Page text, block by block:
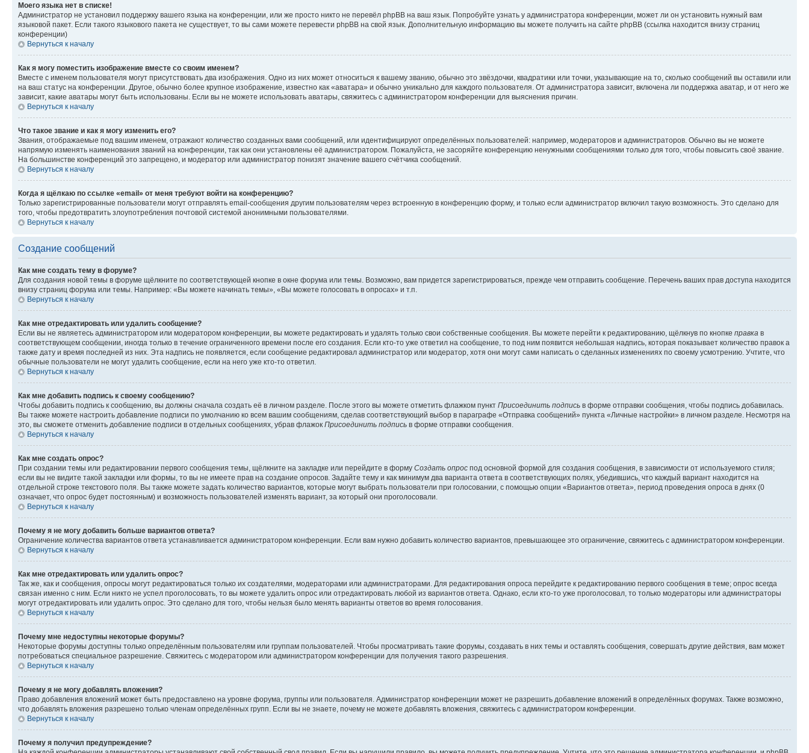
Моего языка нет в списке!
Администратор не установил поддержку вашего языка на конференции, или же просто никто не перевёл phpBB на ваш язык. Попробуйте узнать у администратора конференции, может ли он установить нужный вам
языковой пакет. Если такого языкового пакета не существует, то вы сами можете перевести phpBB на свой язык. Дополнительную информацию вы можете получить на сайте phpBB (ссылка находится внизу страниц
конференции)
Вернуться к началу
Как я могу поместить изображение вместе со своим именем?
Вместе с именем пользователя могут присутствовать два изображения. Одно из них может относиться к вашему званию, обычно это звёздочки, квадратики или точки, указывающие на то, сколько сообщений вы оставили или
на ваш статус на конференции. Другое, обычно более крупное изображение, известно как «аватара» и обычно уникально для каждого пользователя. От администратора зависит, включена ли поддержка аватар, и от него же
зависит, какие аватары могут быть использованы. Если вы не можете использовать аватары, свяжитесь с администратором конференции для выяснения причин.
Вернуться к началу
Что такое звание и как я могу изменить его?
Звания, отображаемые под вашим именем, отражают количество созданных вами сообщений, или идентифицируют определённых пользователей: например, модераторов и администраторов. Обычно вы не можете
напрямую изменять наименования званий на конференции, так как они установлены её администратором. Пожалуйста, не засоряйте конференцию ненужными сообщениями только для того, чтобы повысить своё звание.
На большинстве конференций это запрещено, и модератор или администратор понизят значение вашего счётчика сообщений.
Вернуться к началу
Когда я щёлкаю по ссылке «email» от меня требуют войти на конференцию?
Только зарегистрированные пользователи могут отправлять email-сообщения другим пользователям через встроенную в конференцию форму, и только если администратор включил такую возможность. Это сделано для
того, чтобы предотвратить злоупотребления почтовой системой анонимными пользователями.
Вернуться к началу
Создание сообщений
Как мне создать тему в форуме?
Для создания новой темы в форуме щёлкните по соответствующей кнопке в окне форума или темы. Возможно, вам придется зарегистрироваться, прежде чем отправить сообщение. Перечень ваших прав доступа находится
внизу страниц форума или темы. Например: «Вы можете начинать темы», «Вы можете голосовать в опросах» и т.п.
Вернуться к началу
Как мне отредактировать или удалить сообщение?
Если вы не являетесь администратором или модератором конференции, вы можете редактировать и удалять только свои собственные сообщения. Вы можете перейти к редактированию, щёлкнув по кнопке правка в
соответствующем сообщении, иногда только в течение ограниченного времени после его создания. Если кто-то уже ответил на сообщение, то под ним появится небольшая надпись, которая показывает количество правок а
также дату и время последней из них. Эта надпись не появляется, если сообщение редактировал администратор или модератор, хотя они могут сами написать о сделанных изменениях по своему усмотрению. Учтите, что
обычные пользователи не могут удалить сообщение, если на него уже кто-то ответил.
Вернуться к началу
Как мне добавить подпись к своему сообщению?
Чтобы добавить подпись к сообщению, вы должны сначала создать её в личном разделе. После этого вы можете отметить флажком пункт Присоединить подпись в форме отправки сообщения, чтобы подпись добавилась.
Вы также можете настроить добавление подписи по умолчанию ко всем вашим сообщениям, сделав соответствующий выбор в параграфе «Отправка сообщений» пункта «Личные настройки» в личном разделе. Несмотря на
это, вы сможете отменить добавление подписи в отдельных сообщениях, убрав флажок Присоединить подпись в форме отправки сообщения.
Вернуться к началу
Как мне создать опрос?
При создании темы или редактировании первого сообщения темы, щёлкните на закладке или перейдите в форму Создать опрос под основной формой для создания сообщения, в зависимости от используемого стиля;
если вы не видите такой закладки или формы, то вы не имеете прав на создание опросов. Задайте тему и как минимум два варианта ответа в соответствующих полях, убедившись, что каждый вариант находится на
отдельной строке текстового поля. Вы также можете задать количество вариантов, которые могут выбрать пользователи при голосовании, с помощью опции «Вариантов ответа», период проведения опроса в днях (0
означает, что опрос будет постоянным) и возможность пользователей изменять вариант, за который они проголосовали.
Вернуться к началу
Почему я не могу добавить больше вариантов ответа?
Ограничение количества вариантов ответа устанавливается администратором конференции. Если вам нужно добавить количество вариантов, превышающее это ограничение, свяжитесь с администратором конференции.
Вернуться к началу
Как мне отредактировать или удалить опрос?
Так же, как и сообщения, опросы могут редактироваться только их создателями, модераторами или администраторами. Для редактирования опроса перейдите к редактированию первого сообщения в теме; опрос всегда
связан именно с ним. Если никто не успел проголосовать, то вы можете удалить опрос или отредактировать любой из вариантов ответа. Однако, если кто-то уже проголосовал, то только модераторы или администраторы
могут отредактировать или удалить опрос. Это сделано для того, чтобы нельзя было менять варианты ответов во время голосования.
Вернуться к началу
Почему мне недоступны некоторые форумы?
Некоторые форумы доступны только определённым пользователям или группам пользователей. Чтобы просматривать такие форумы, создавать в них темы и оставлять сообщения, совершать другие действия, вам может
потребоваться специальное разрешение. Свяжитесь с модератором или администратором конференции для получения такого разрешения.
Вернуться к началу
Почему я не могу добавлять вложения?
Право добавления вложений может быть предоставлено на уровне форума, группы или пользователя. Администратор конференции может не разрешить добавление вложений в определённых форумах. Также возможно,
что добавлять вложения разрешено только членам определённых групп. Если вы не знаете, почему не можете добавлять вложения, свяжитесь с администратором конференции.
Вернуться к началу
Почему я получил предупреждение?